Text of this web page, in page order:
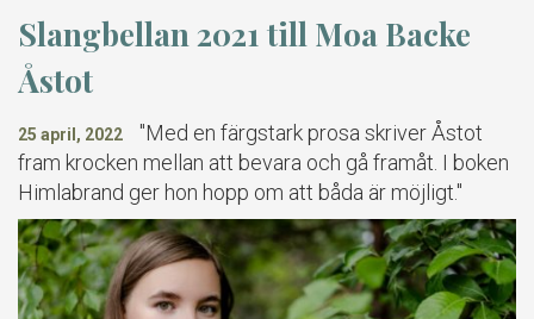
Slangbellan 2021 till Moa Backe
Åstot
25 april, 2022
"Med en färgstark prosa skriver Åstot
fram krocken mellan att bevara och gå framåt. I boken
Himlabrand ger hon hopp om att båda är möjligt."